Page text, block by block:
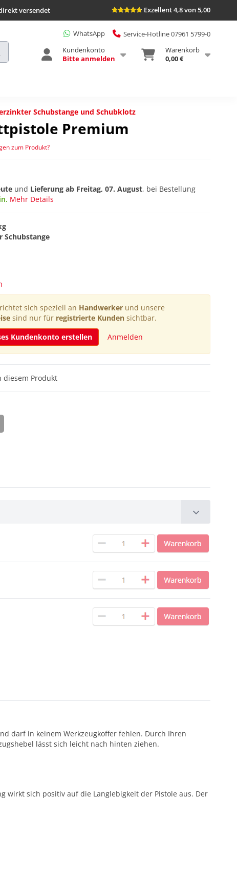
versendet Exzellent 4,8 von 5,00
WhatsApp
Service-Hotline 07961 5799-0
Kundenkonto
Bitte anmelden
Warenkorb
0,00 €
Schubstange und Schubklotz
Premium
zum Produkt?
und Lieferung ab Freitag, 07. August, bei Bestellung
Mehr Details
Schubstange
sich speziell an Handwerkerund unsere
sind nur für registrierte Kunden sichtbar.
Kundenkonto erstellen
Anmelden
diesem Produkt
darf in keinem Werkzeugkoffer fehlen. Durch Ihren
lässt sich leicht nach hinten ziehen.
wirkt sich positiv auf die Langlebigkeit der Pistole aus. Der